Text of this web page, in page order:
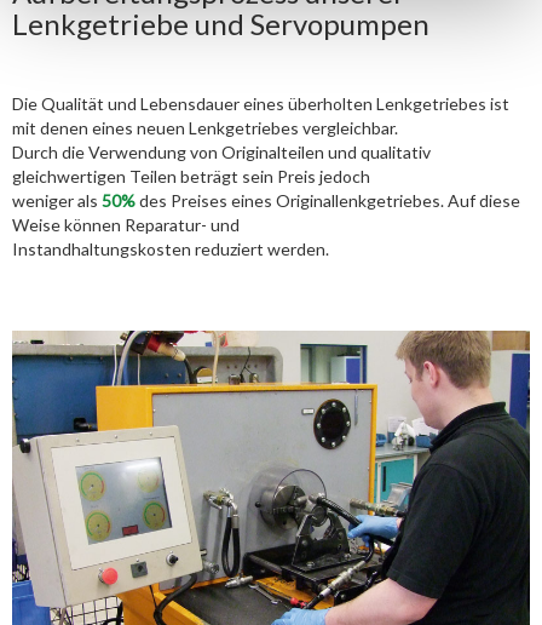
Lenkgetriebe und Servopumpen
Die Qualität und Lebensdauer eines überholten Lenkgetriebes ist
mit denen eines neuen Lenkgetriebes vergleichbar.
Durch die Verwendung von Originalteilen und qualitativ
gleichwertigen Teilen beträgt sein Preis jedoch
weniger als 50%des Preises eines Originallenkgetriebes. Auf diese
Weise können Reparatur- und
Instandhaltungskosten reduziert werden.